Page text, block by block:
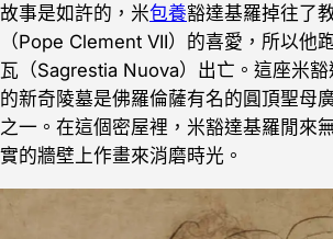
故事是如許的，米包養豁達基羅掉往了
（Pope Clement VII）的喜愛，所以他
瓦（Sagrestia Nuova）出亡。這座米
的新奇陵墓是佛羅倫薩有名的圓頂聖母
之一。在這個密屋裡，米豁達基羅閒來
實的牆壁上作畫來消磨時光。